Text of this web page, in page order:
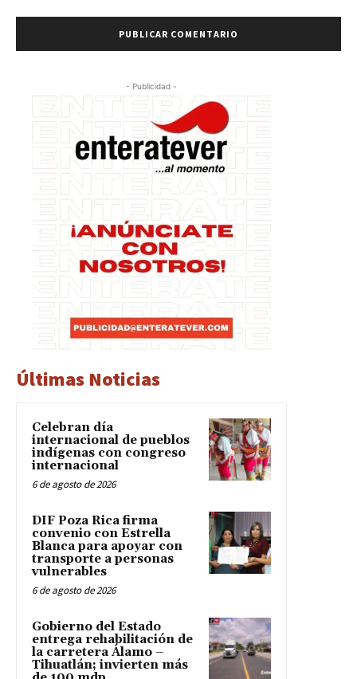
- Publicidad -
Últimas Noticias
Celebran día
internacional de pueblos
indígenas con congreso
internacional
6 de agosto de 2026
DIF Poza Rica firma
convenio con Estrella
Blanca para apoyar con
transporte a personas
vulnerables
6 de agosto de 2026
Gobierno del Estado
entrega rehabilitación de
la carretera Álamo –
Tihuatlán; invierten más